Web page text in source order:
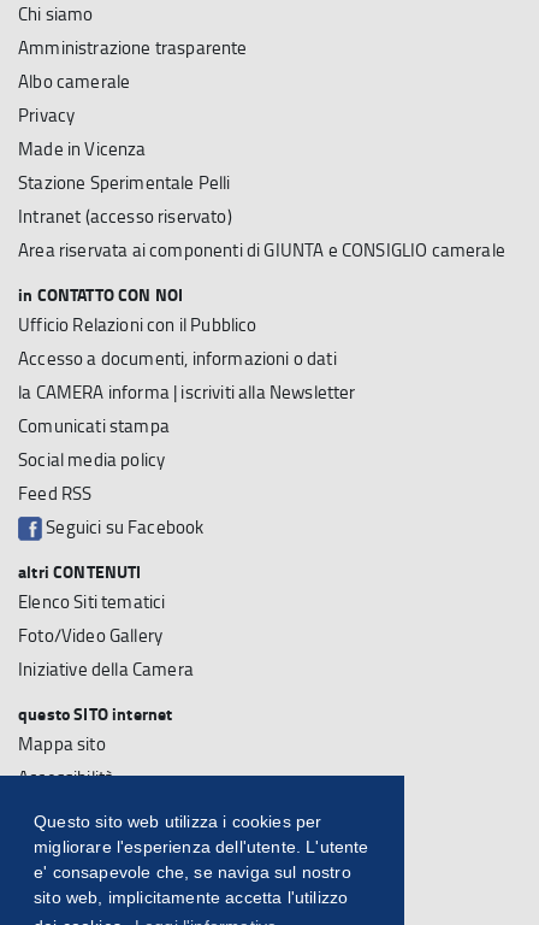
Questo sito web utilizza i cookies per
migliorare l'esperienza dell'utente. L'utente
e' consapevole che, se naviga sul nostro
sito web, implicitamente accetta l'utilizzo
Chi siamo
Amministrazione trasparente
Albo camerale
Privacy
Made in Vicenza
Stazione Sperimentale Pelli
Intranet (accesso riservato)
Area riservata ai componenti di GIUNTA e CONSIGLIO camerale
in CONTATTO CON NOI
Ufficio Relazioni con il Pubblico
Accesso a documenti, informazioni o dati
la CAMERA informa | iscriviti alla Newsletter
Comunicati stampa
Social media policy
Feed RSS
Seguici su Facebook
altri CONTENUTI
Elenco Siti tematici
Foto/Video Gallery
Iniziative della Camera
questo SITO internet
Mappa sito
Accessibilità
Note Legali
Su questo sito
Statistiche sito